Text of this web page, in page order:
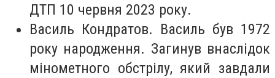
ДТП 10 червня 2023 року.
Василь Кондратов. Василь був 1972
року народження. Загинув внаслідок
мінометного обстрілу, який завдали